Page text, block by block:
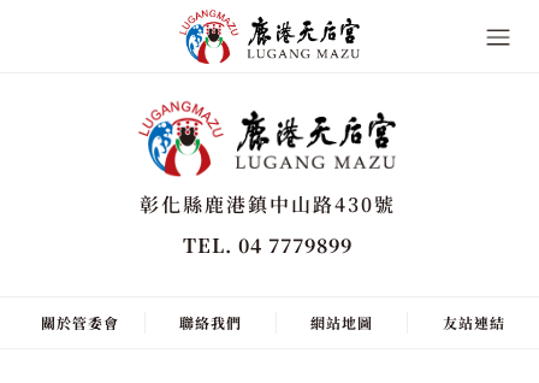
彰化縣鹿港鎮中山路430號
TEL. 04 7779899
關於管委會 聯絡我們 網站地圖 友站連結